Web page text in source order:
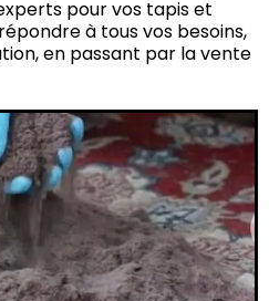
pour vos tapis et
à tous vos besoins,
en passant par la vente